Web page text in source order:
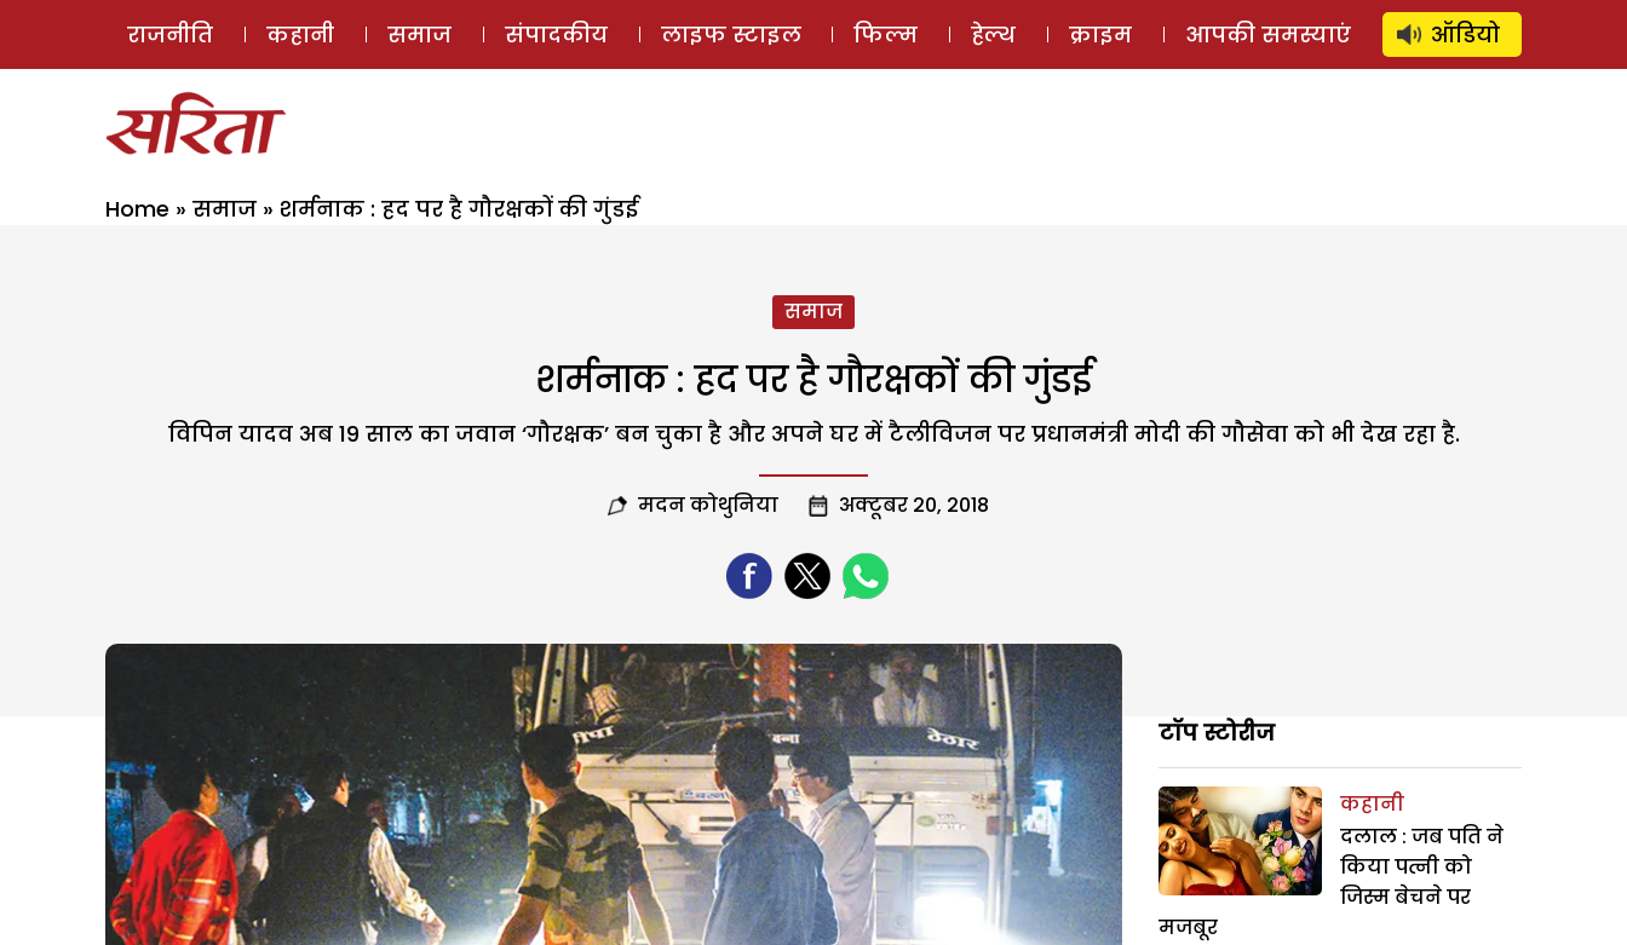
ई-मैगज़ीन ऑडियो स्टोरी लॉग इन ⚲ SUBSCRIBE
राजनीति कहानी समाज संपादकीय लाइफ स्टाइल फिल्म हेल्थ क्राइम आपकी समस्याएं ऑडियो
Home » समाज » शर्मनाक : हद पर है गौरक्षकों की गुंडई
समाज
शर्मनाक : हद पर है गौरक्षकों की गुंडई
विपिन यादव अब 19 साल का जवान ‘गौरक्षक’ बन चुका है और अपने घर में टैलीविजन पर प्रधानमंत्री मोदी की गौसेवा को भी देख रहा है.
मदन कोथुनिया अक्टूबर 20, 2018
टॉप स्टोरीज
कहानी
दलाल : जब पति ने
किया पत्नी को
जिस्म बेचने पर
मजबूर